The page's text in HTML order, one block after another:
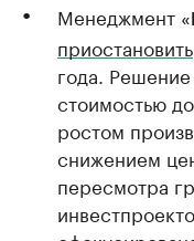
Менеджмент «
приостановить
года.
стоимостью
ростом
снижением
пересмотра